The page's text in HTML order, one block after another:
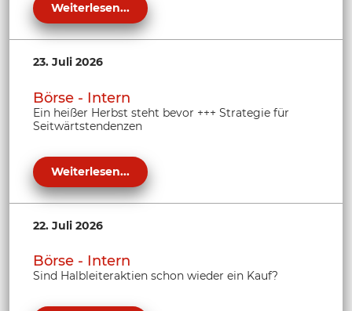
Weiterlesen...
23. Juli 2026
Börse - Intern
Ein heißer Herbst steht bevor +++ Strategie für
Seitwärtstendenzen
Weiterlesen...
22. Juli 2026
Börse - Intern
Sind Halbleiteraktien schon wieder ein Kauf?